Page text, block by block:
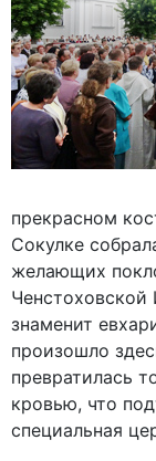
прекрасном
Сокулке
желающих
Ченстоховской
знаменит
произошло
превратилась
кровью, что
специальная